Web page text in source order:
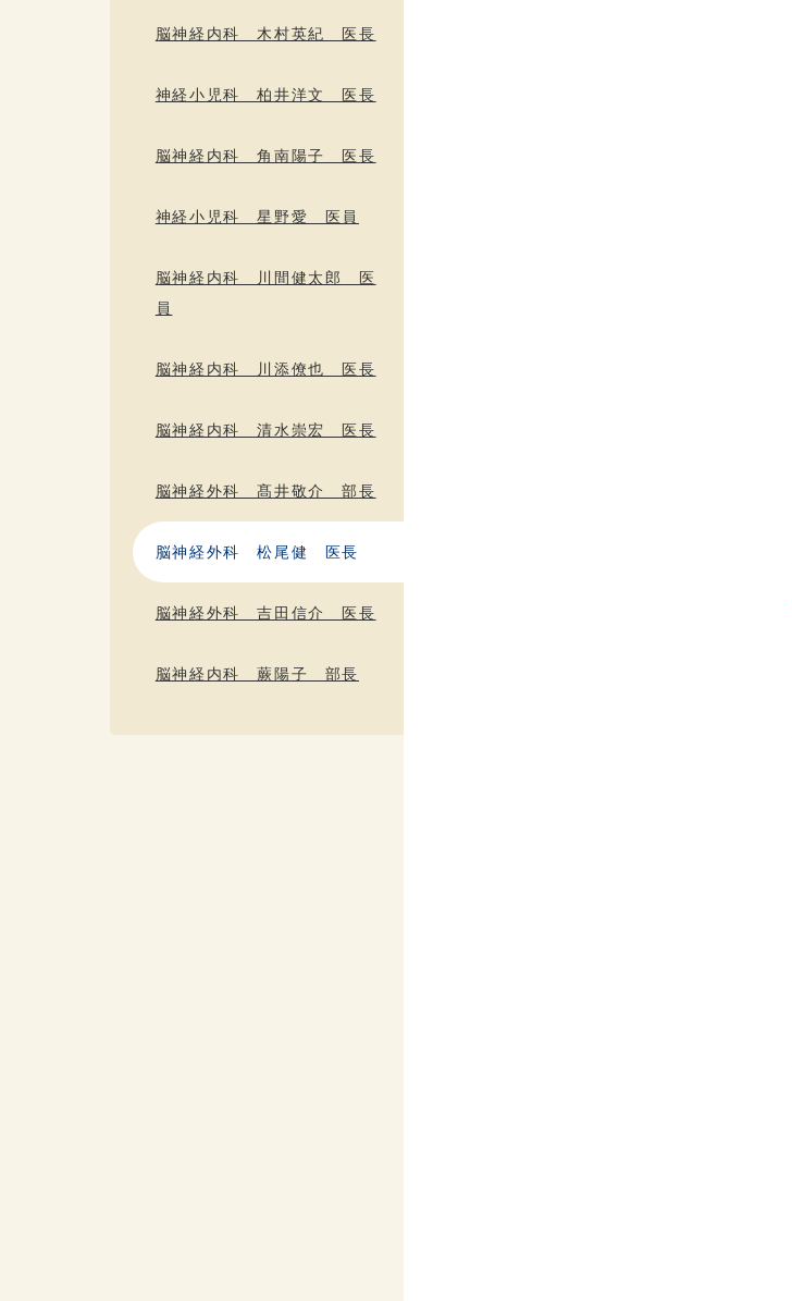
脳神経内科 木村英紀 医長
神経小児科 柏井洋文 医長
脳神経内科 角南陽子 医長
神経小児科 星野愛 医員
脳神経内科 川間健太郎 医
員
脳神経内科 川添僚也 医長
脳神経内科 清水崇宏 医長
脳神経外科 髙井敬介 部長
脳神経外科 松尾健 医長
脳神経外科 吉田信介 医長
脳神経内科 蕨陽子 部長